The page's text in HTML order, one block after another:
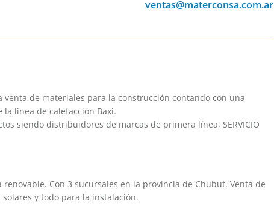
ventas@materconsa.com.ar
venta de materiales para la construcción contando con una
línea de calefacción Baxi.
siendo distribuidores de marcas de primera línea, SERVICIO
Con 3 sucursales en la provincia de Chubut. Venta de
y todo para la instalación.